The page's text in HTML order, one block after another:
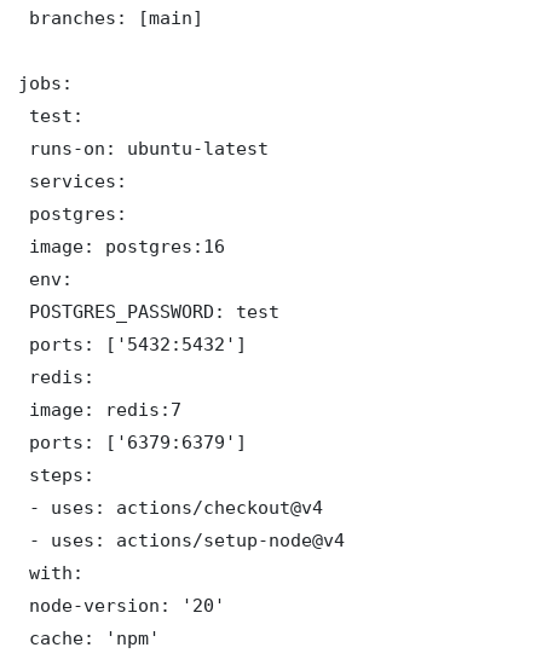
branches: [main]
jobs:
test:
runs-on: ubuntu-latest
services:
postgres:
image: postgres:16
env:
POSTGRES_PASSWORD: test
ports: ['5432:5432']
redis:
image: redis:7
ports: ['6379:6379']
steps:
- uses: actions/checkout@v4
- uses: actions/setup-node@v4
with:
node-version: '20'
cache: 'npm'